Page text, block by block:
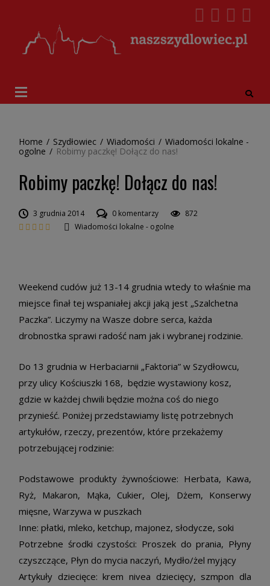
Home / Szydłowiec / Wiadomości / Wiadomości lokalne -
ogolne / Robimy paczkę! Dołącz do nas!
Robimy paczkę! Dołącz do nas!
3 grudnia 2014 0 komentarzy
872
Wiadomości lokalne - ogolne
Weekend cudów już 13-14 grudnia wtedy to właśnie ma
miejsce finał tej wspaniałej akcji jaką jest „Szalchetna
Paczka”. Liczymy na Wasze dobre serca, każda
drobnostka sprawi radość nam jak i wybranej rodzinie.
Do 13 grudnia w Herbaciarnii „Faktoria” w Szydłowcu,
przy ulicy Kościuszki 168, będzie wystawiony kosz,
gdzie w każdej chwili będzie można coś do niego
przynieść. Poniżej przedstawiamy listę potrzebnych
artykułów, rzeczy, prezentów, które przekażemy
potrzebującej rodzinie:
Podstawowe produkty żywnościowe: Herbata, Kawa,
Ryż, Makaron, Mąka, Cukier, Olej, Dżem, Konserwy
mięsne, Warzywa w puszkach
Inne: płatki, mleko, ketchup, majonez, słodycze, soki
Potrzebne środki czystości: Proszek do prania, Płyny
czyszczące, Płyn do mycia naczyń, Mydło/żel myjący
Artykuły dziecięce: krem nivea dziecięcy, szmpon dla